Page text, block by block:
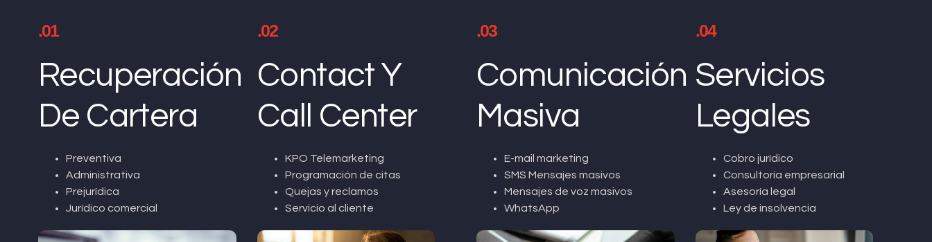
.01
Recuperación
De Cartera
Preventiva
Administrativa
Prejurídica
Jurídico comercial
.02
Contact Y
Call Center
KPO Telemarketing
Programación de citas
Quejas y reclamos
Servicio al cliente
.03
Comunicación
Masiva
E-mail marketing
SMS Mensajes masivos
Mensajes de voz masivos
WhatsApp
.04
Servicios
Legales
Cobro jurídico
Consultoría empresarial
Asesoría legal
Ley de insolvencia